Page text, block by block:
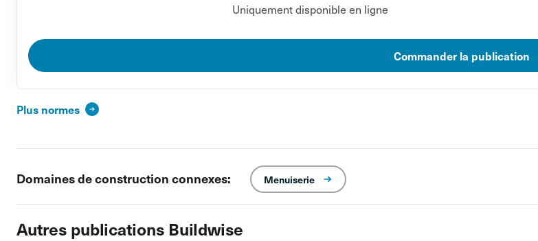
Uniquement disponible en ligne
Commander la publication
Plus normes
Domaines de construction connexes: Menuiserie
Autres publications Buildwise